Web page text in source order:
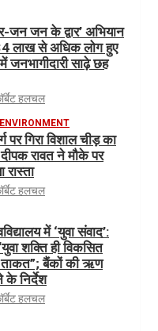
जन के द्वार’ अभियान
लाख से अधिक लोग हुए
जनभागीदारी साढ़े छह
हलचल
ENVIRONMENT
पर गिरा विशाल चीड़ का
रावत ने मौके पर
रास्ता
हलचल
में ‘युवा संवाद’:
शक्ति ही विकसित
ताकत”; बैंकों की ऋण
के निर्देश
हलचल